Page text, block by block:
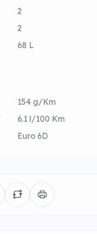
2
2
68 L
154 g/Km
6.1 l/100 Km
Euro 6D